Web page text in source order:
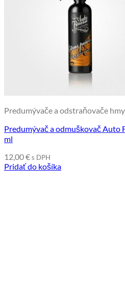
Predumývače a odstraňovače
Predumývač a odmuškovač Auto
ml
12,00€s DPH
Pridať do košíka